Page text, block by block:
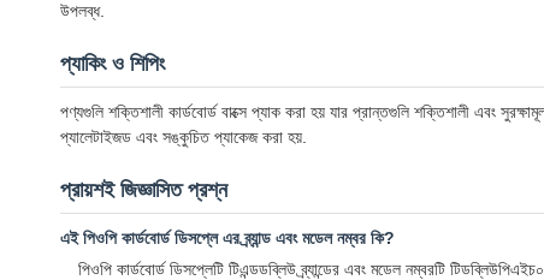
উপলব্ধ.
প্যাকিং ও শিপিং
পণ্যগুলি শক্তিশালী কার্ডবোর্ড বাক্সে প্যাক করা হয় যার প্রান্তগুলি শক্তিশালী এবং
প্যালেটাইজড এবং সঙ্কুচিত প্যাকেজ করা হয়.
প্রায়শই জিজ্ঞাসিত প্রশ্ন
এই পিওপি কার্ডবোর্ড ডিসপ্লে এর ব্র্যান্ড এবং মডেল নম্বর কি?
পিওপি কার্ডবোর্ড ডিসপ্লেটি টিএন্ডডব্লিউ ব্র্যান্ডের এবং মডেল নম্বরটি